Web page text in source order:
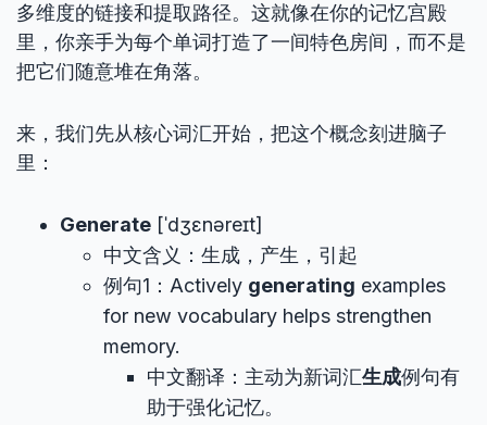
多维度的链接和提取路径。这就像在你的记忆宫殿
里，你亲手为每个单词打造了一间特色房间，而不是
把它们随意堆在角落。
来，我们先从核心词汇开始，把这个概念刻进脑子
里：
Generate [ˈdʒɛnəreɪt]
中文含义：生成，产生，引起
例句1：Actively generating examples
for new vocabulary helps strengthen
memory.
中文翻译：主动为新词汇生成例句有
助于强化记忆。